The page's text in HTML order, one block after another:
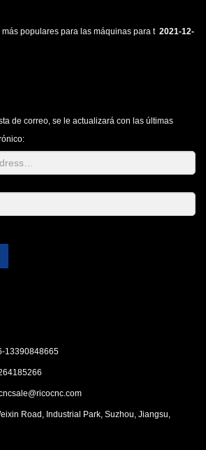
populares para las máquinas para t 2021-12-
de correo, se le actualizará con las últimas
13390848665
Road, Industrial Park, Suzhou, Jiangsu,